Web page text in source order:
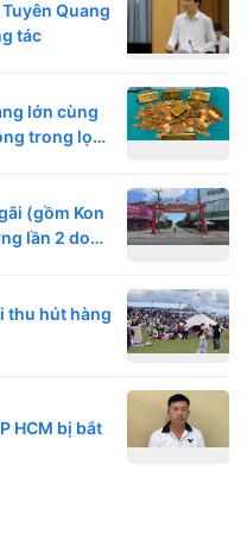
Quang
tác
lớn cùng
trong lọ
(gồm Kon
lần 2 do
thu hút hàng
HCM bị bắt